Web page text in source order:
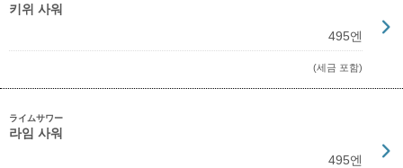
키위 사워
495엔
(세금 포함)
ライムサワー
라임 사워
495엔